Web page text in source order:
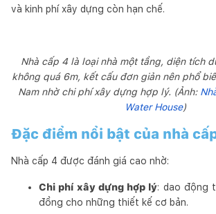
và kinh phí xây dựng còn hạn chế.
Nhà cấp 4 là loại nhà một tầng, diện tích
không quá 6m, kết cấu đơn giản nên phổ
Nam nhờ chi phí xây dựng hợp lý. (Ảnh:
Water House)
Đặc điểm nổi bật của nhà
Nhà cấp 4 được đánh giá cao nhờ:
Chi phí xây dựng hợp lý: dao động
đồng cho những thiết kế cơ bản.